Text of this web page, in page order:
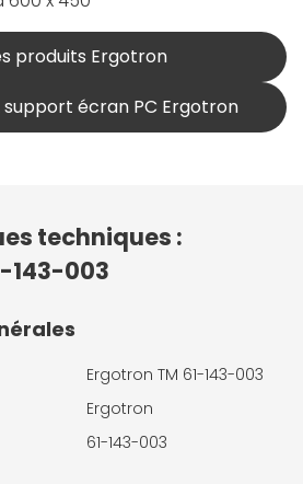
produits Ergotron
support écran PC Ergotron
techniques :
143-003
Ergotron TM 61-143-003
Ergotron
61-143-003